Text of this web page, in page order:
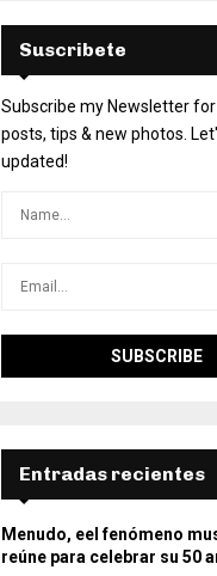
Suscribete
Subscribe my Newsletter
posts, tips & new photos.
updated!
Entradas recientes
Menudo, eel fenómeno
reúne para celebrar su 50